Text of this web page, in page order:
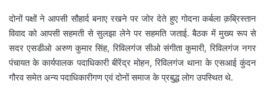
दोनों पक्षों ने आपसी सौहार्द बनाए रखने पर जोर देते हुए गोदना कर्बला क़ब्रिस्तान
विवाद को आपसी सहमती से सुलझा लेने पर सहमति जताई. बैठक में मुख्य रूप से
सदर एसडीओ अरुण कुमार सिंह, रिविलगंज सीओ संगीता कुमारी, रिविलगंज नगर
पंचायत के कार्यपालक पदाधिकारी बीरेंद्र मोहन, रिविलगंज थाना के एसआई कुंदन
गौरव समेत अन्य पदाधिकारीगण एवं दोनों समाज के प्रबुद्ध लोग उपस्थित थे.